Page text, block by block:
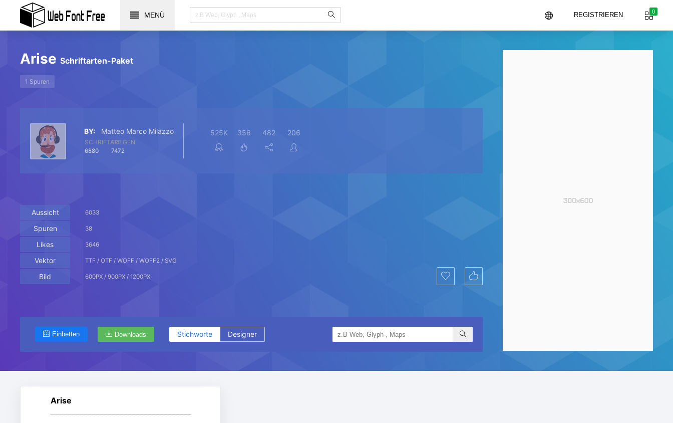
MENÜ 0
REGISTRIEREN
Arise Schriftarten-Paket
1 Spuren
BY: Matteo Marco Milazzo
SCHRIFTART
6880
FOLGEN
7472
525K 356 482 206
Aussicht 6033
Spuren 38
Likes 3646
Vektor TTF / OTF / WOFF / WOFF2 / SVG
Bild 600PX / 900PX / 1200PX
Einbetten Downloads Stichworte Designer
Arise